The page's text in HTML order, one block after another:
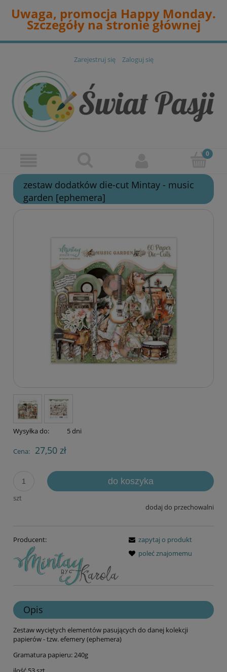
Uwaga, promocja Happy Monday.
Szczegóły na stronie głównej
Zarejestruj się Zaloguj się
zestaw dodatków die-cut Mintay - music
garden [ephemera]
Wysyłka do: 5 dni
Cena: 27,50 zł
szt
do koszyka
dodaj do przechowalni
Producent:
zapytaj o produkt
poleć znajomemu
Opis
Zestaw wyciętych elementów pasujących do danej kolekcji
papierów - tzw. efemery (ephemera)
Gramatura papieru: 240g